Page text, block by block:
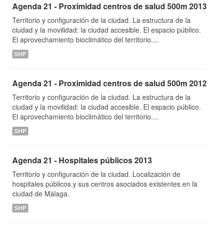
Agenda 21 - Proximidad centros de salud 500m 2013
Territorio y configuración de la ciudad. La estructura de la
ciudad y la movilidad: la ciudad accesible. El espacio público.
El aprovechamiento bioclimático del territorio....
SHP
Agenda 21 - Proximidad centros de salud 500m 2012
Territorio y configuración de la ciudad. La estructura de la
ciudad y la movilidad: la ciudad accesible. El espacio público.
El aprovechamiento bioclimático del territorio....
SHP
Agenda 21 - Hospitales públicos 2013
Territorio y configuración de la ciudad. Localización de
hospitales públicos y sus centros asociados existentes en la
ciudad de Málaga.
SHP